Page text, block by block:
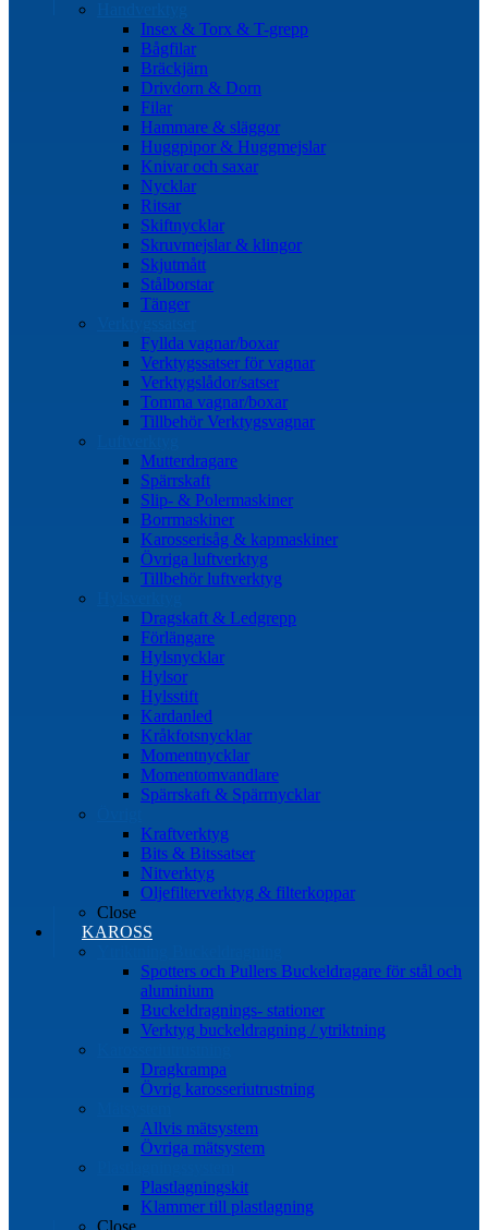
Insex & Torx & T-grepp
Bågfilar
Bräckjärn
Drivdorn & Dorn
Filar
Hammare & släggor
Huggpipor & Huggmejslar
Knivar och saxar
Nycklar
Ritsar
Skiftnycklar
Skruvmejslar & klingor
Skjutmått
Stålborstar
Tänger
Fyllda vagnar/boxar
Verktygssatser för vagnar
Verktygslådor/satser
Tomma vagnar/boxar
Tillbehör Verktygsvagnar
Mutterdragare
Spärrskaft
Slip- & Polermaskiner
Borrmaskiner
Karosserisåg & kapmaskiner
Övriga luftverktyg
Tillbehör luftverktyg
Dragskaft & Ledgrepp
Förlängare
Hylsnycklar
Hylsor
Hylsstift
Kardanled
Kråkfotsnycklar
Momentnycklar
Momentomvandlare
Spärrskaft & Spärrnycklar
Kraftverktyg
Bits & Bitssatser
Nitverktyg
Oljefilterverktyg & filterkoppar
Close
KAROSS
Spotters och Pullers Buckeldragare för stål och
aluminium
Buckeldragnings- stationer
Verktyg buckeldragning / ytriktning
Dragkrampa
Övrig karosseriutrustning
Allvis mätsystem
Övriga mätsystem
Plastlagningskit
Klammer till plastlagning
Close